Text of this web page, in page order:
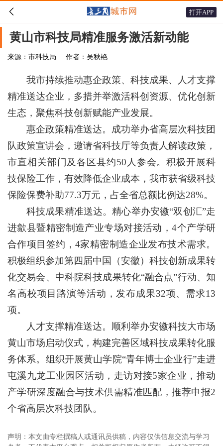
 打开APP
黄山市科技局精准服务激活新动能
来源：市科技局 作者：吴秋艳
我市持续推动惠企政策、科技成果、人才支撑
精准送达企业，多措并举激活科创资源、优化创新
生态，聚焦科技创新赋能产业发展。
惠企政策精准送达。成功举办省高层次科技团
队政策宣讲会，邀请省科技厅等负责人解读政策，
市直相关部门及各区县约50人参会。积极开展科
技保险工作，有效降低企业成本，我市获省级科技
保险保费补助77.3万元，占全省总额比例达28%。
科技成果精准送达。精心举办安徽“双创汇”走
进歙县暨精密制造产业专场对接活动，4个产学研
合作项目签约，4家精密制造企业发布技术需求。
积极组织参加第四届中国（安徽）科技创新成果转
化交易会、中科院科技成果转化“融合点”行动、知
名高校项目路演等活动，发布成果32项、需求13
项。
人才支撑精准送达。顺利举办安徽科技大市场
黄山市场启动仪式，构建完善区域科技成果转化服
务体系。组织开展黄山学院“青年博士企业行”走进
屯溪九龙工业园区活动，走访对接5家企业，推动
产学研深度融合与技术供需精准匹配，推荐申报2
个省高层次科技团队。
声明：本文由专栏撰稿人或通讯员供稿，内容仅供信息交流与学习